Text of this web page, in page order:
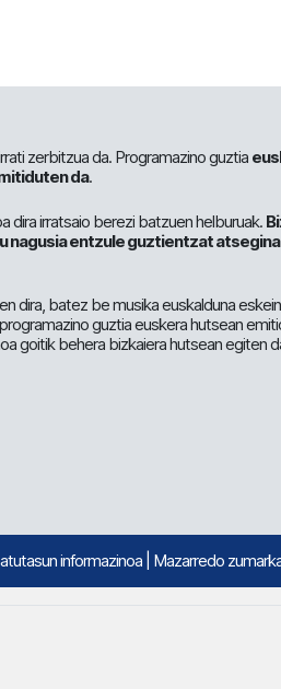
zerbitzua da. Programazino guztia
da.
dira irratsaio berezi batzuen helburuak.
nagusia entzule guztientzat
dira, batez be musika euskalduna
guztia euskera hutsean
goitik behera bizkaiera hutsean egiten
informazinoa | Mazarredo